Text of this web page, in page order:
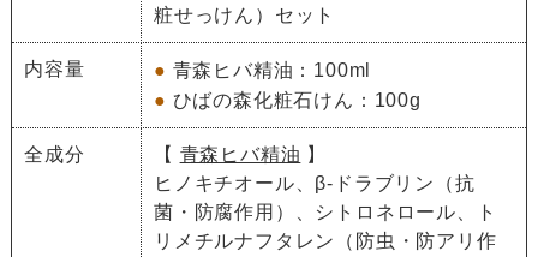
粧せっけん）セット
内容量 ● 青森ヒバ精油：100ml
● ひばの森化粧石けん：100g
全成分 【 青森ヒバ精油 】
ヒノキチオール、β-ドラブリン（抗
菌・防腐作用）、シトロネロール、ト
リメチルナフタレン（防虫・防アリ作